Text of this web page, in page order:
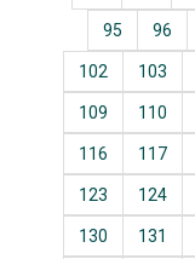
95 96
102 103
109 110
116 117
123 124
130 131